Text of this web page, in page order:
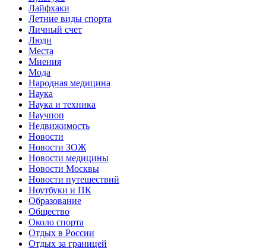
Лайфхаки
Летние виды спорта
Личный счет
Люди
Места
Мнения
Мода
Народная медицина
Наука
Наука и техника
Научпоп
Недвижимость
Новости
Новости ЗОЖ
Новости медицины
Новости Москвы
Новости путешествий
Ноутбуки и ПК
Образование
Общество
Около спорта
Отдых в России
Отдых за границей